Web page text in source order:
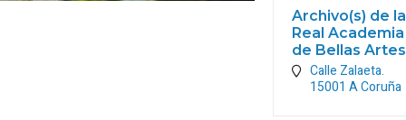
Archivo(s) de la
Real Academia
de Bellas Artes
Calle Zalaeta.
15001 A Coruña